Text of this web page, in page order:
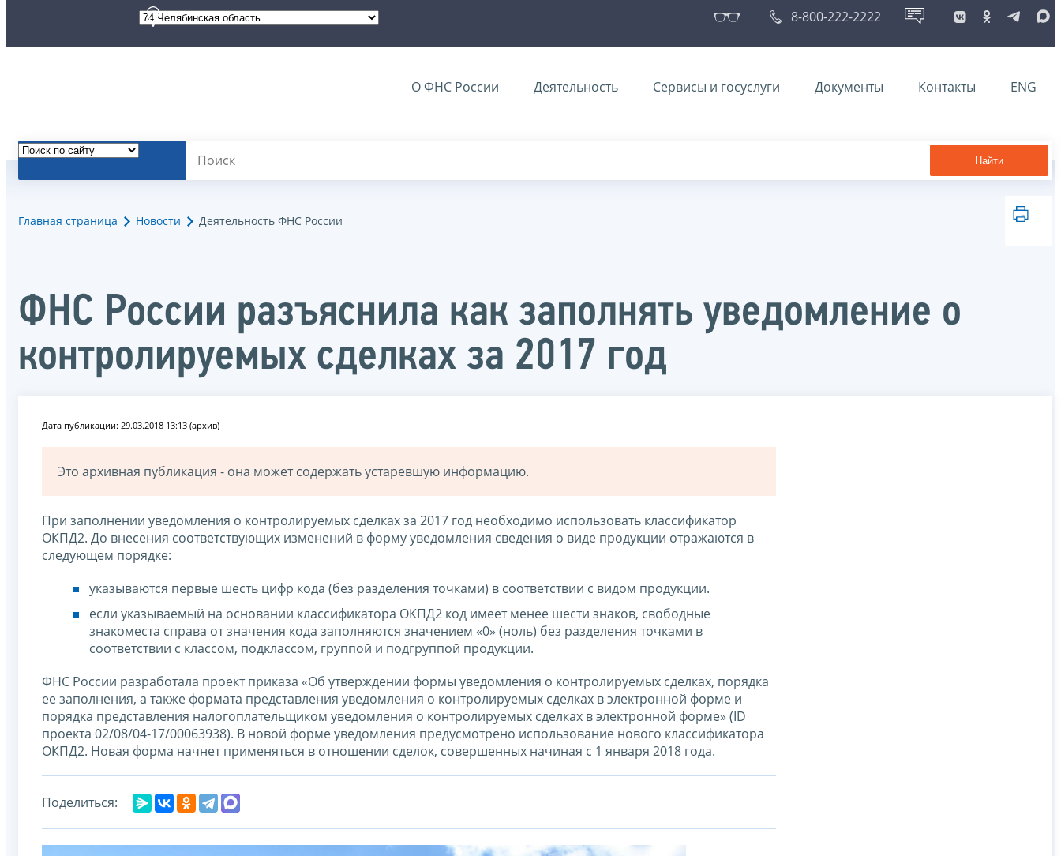
8-800-222-2222
О ФНС России Деятельность Сервисы и госуслуги Документы Контакты ENG
Найти
Главная страница Новости Деятельность ФНС России
ФНС России разъяснила как заполнять уведомление о
контролируемых сделках за 2017 год
Дата публикации: 29.03.2018 13:13 (архив)
Это архивная публикация - она может содержать устаревшую информацию.
При заполнении уведомления о контролируемых сделках за 2017 год необходимо использовать классификатор
ОКПД2. До внесения соответствующих изменений в форму уведомления сведения о виде продукции отражаются в
следующем порядке:
указываются первые шесть цифр кода (без разделения точками) в соответствии с видом продукции.
если указываемый на основании классификатора ОКПД2 код имеет менее шести знаков, свободные
знакоместа справа от значения кода заполняются значением «0» (ноль) без разделения точками в
соответствии с классом, подклассом, группой и подгруппой продукции.
ФНС России разработала проект приказа «Об утверждении формы уведомления о контролируемых сделках, порядка
ее заполнения, а также формата представления уведомления о контролируемых сделках в электронной форме и
порядка представления налогоплательщиком уведомления о контролируемых сделках в электронной форме» (ID
проекта 02/08/04-17/00063938). В новой форме уведомления предусмотрено использование нового классификатора
ОКПД2. Новая форма начнет применяться в отношении сделок, совершенных начиная с 1 января 2018 года.
Поделиться: